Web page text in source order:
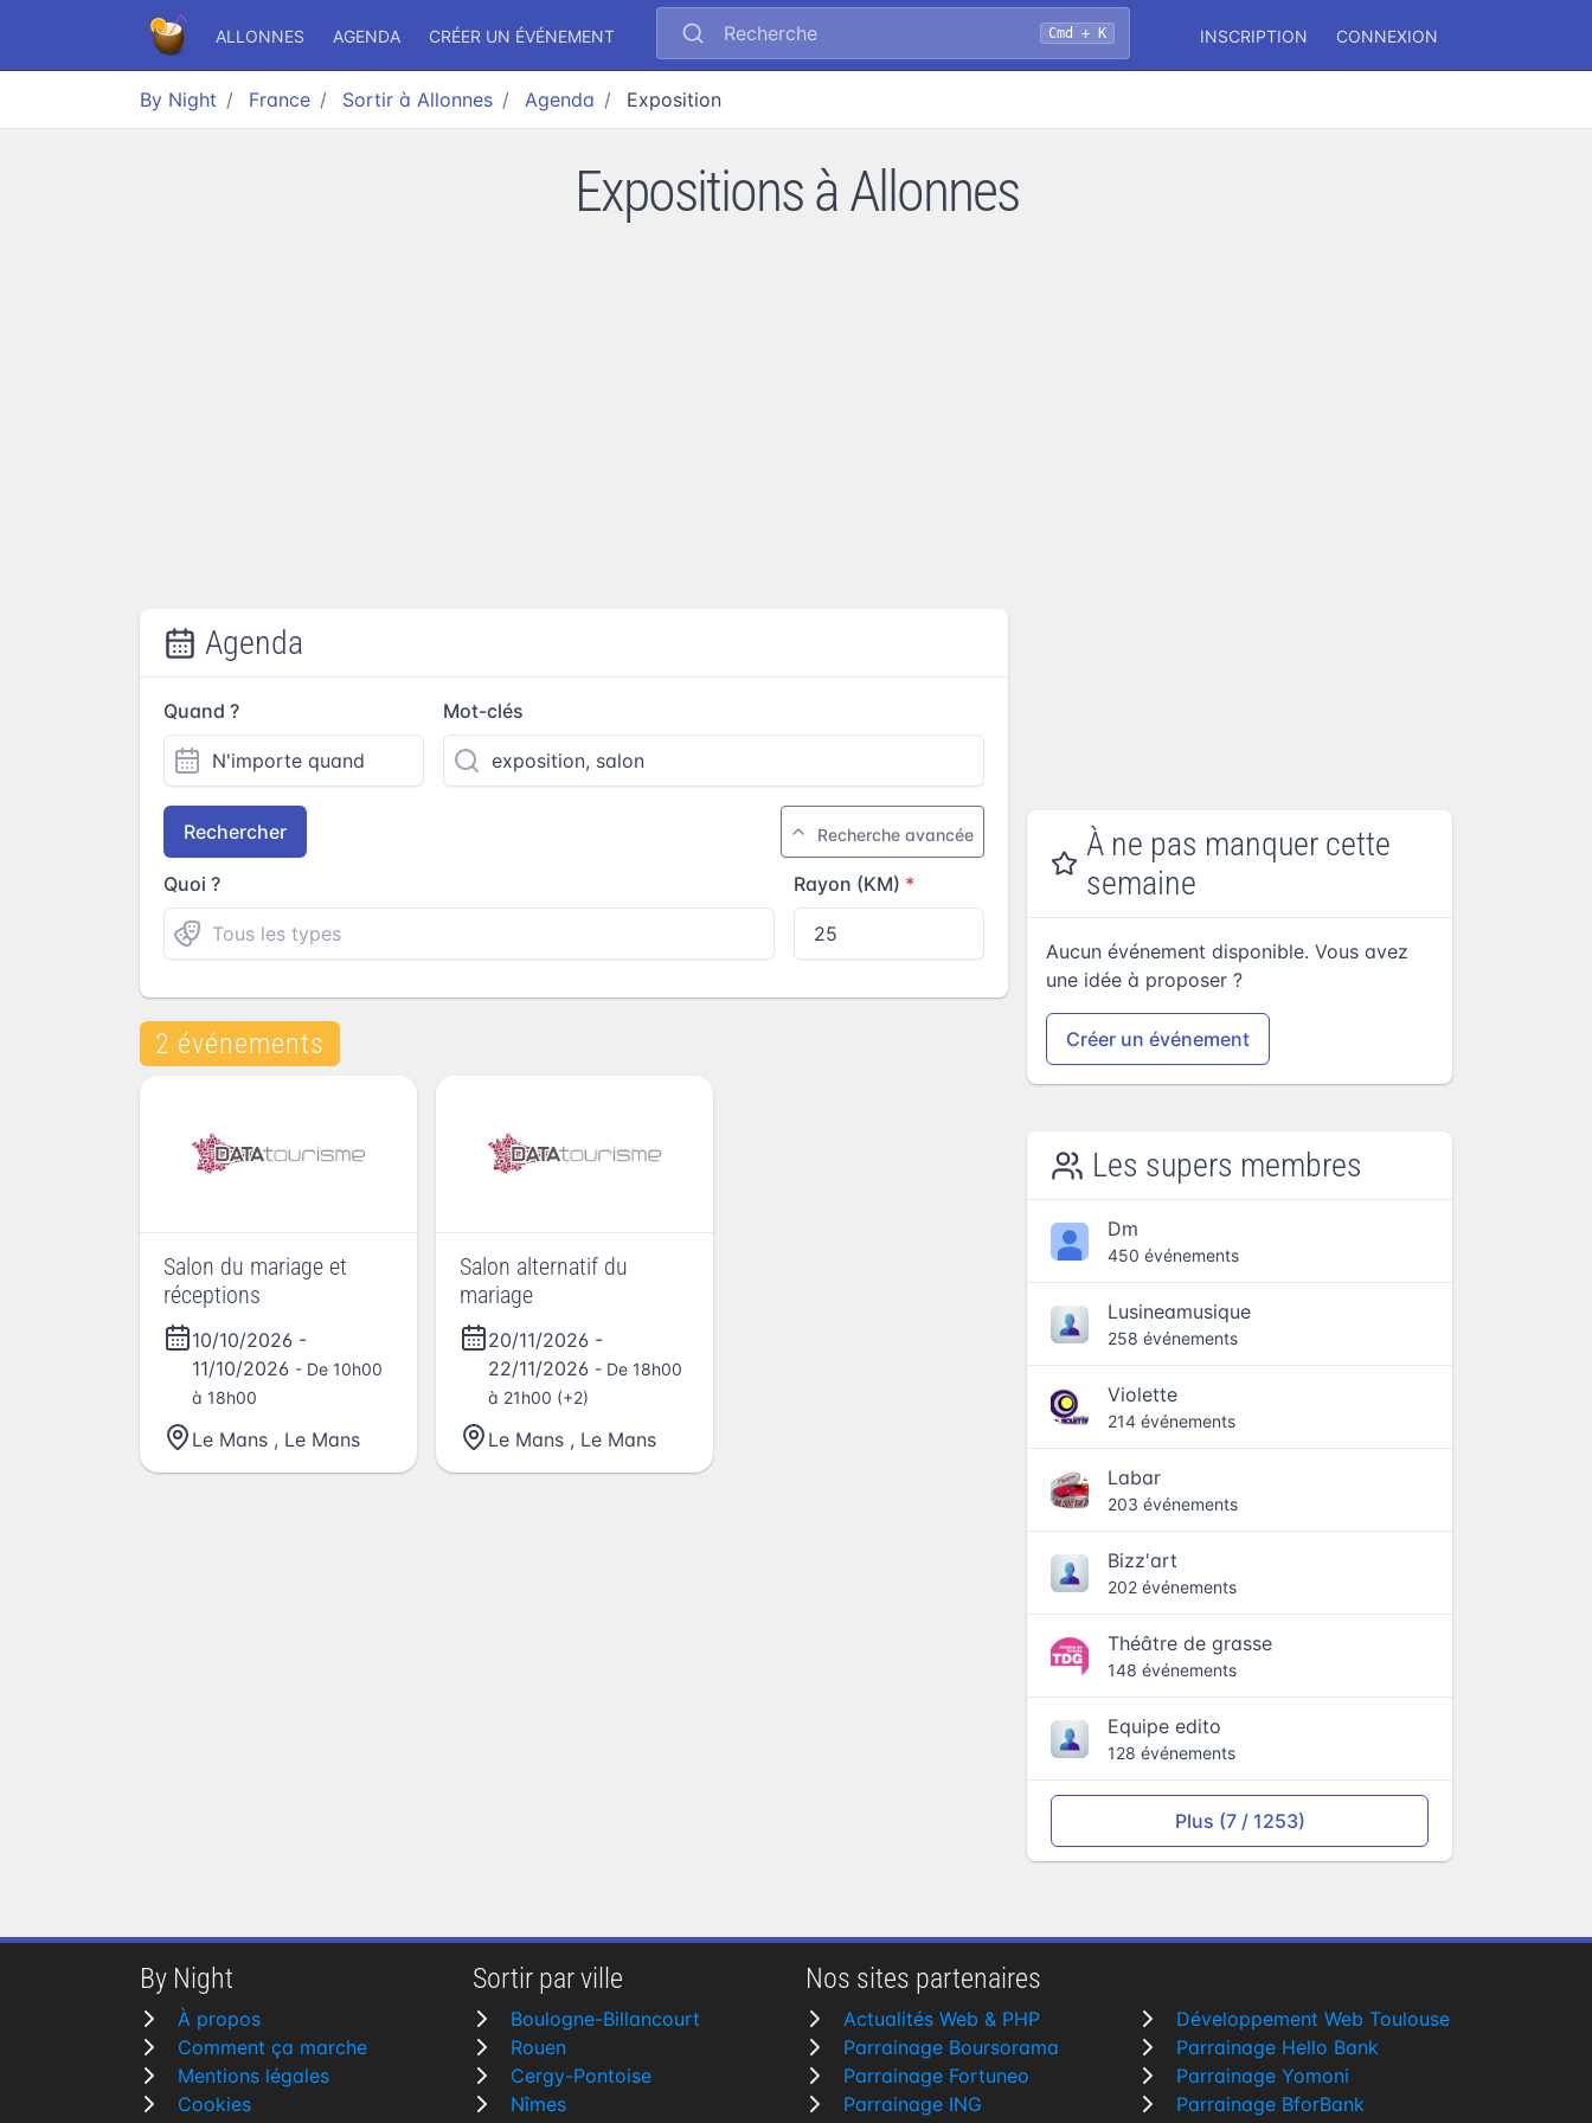
ALLONNES AGENDA CRÉER UN ÉVÉNEMENT Recherche Cmd + K INSCRIPTION CONNEXION
By Night France Sortir à Allonnes Agenda Exposition
Expositions à Allonnes
Agenda
Quand ? Mot-clés
Rechercher Recherche avancée
Quoi ? Rayon (KM)
2 événements
Salon du mariage et
réceptions
10/10/2026 -
11/10/2026 - De 10h00
à 18h00
Le Mans , Le Mans
Salon alternatif du
mariage
20/11/2026 -
22/11/2026 - De 18h00
à 21h00 (+2)
Le Mans , Le Mans
À ne pas manquer cette
semaine
Aucun événement disponible. Vous avez
une idée à proposer ?
Créer un événement
Les supers membres
Dm
450 événements
Lusineamusique
258 événements
Violette
214 événements
Labar
203 événements
Bizz'art
202 événements
Théâtre de grasse
148 événements
Equipe edito
128 événements
Plus (7 / 1253)
By Night
À propos
Comment ça marche
Mentions légales
Cookies
Sortir par ville
Boulogne-Billancourt
Rouen
Cergy-Pontoise
Nîmes
Nos sites partenaires
Actualités Web & PHP
Parrainage Boursorama
Parrainage Fortuneo
Parrainage ING
Développement Web Toulouse
Parrainage Hello Bank
Parrainage Yomoni
Parrainage BforBank